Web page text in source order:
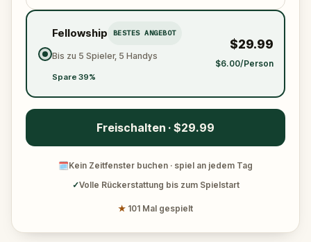
Fellowship BESTES ANGEBOT
Bis zu 5 Spieler, 5 Handys
Spare 39%
$29.99
$6.00/Person
Freischalten · $29.99
🗓Kein Zeitfenster buchen · spiel an jedem Tag
✓Volle Rückerstattung bis zum Spielstart
★ 101 Mal gespielt